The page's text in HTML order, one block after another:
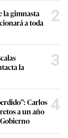
la gimnasta
a toda
2
la
3
Carlos
a un año
4